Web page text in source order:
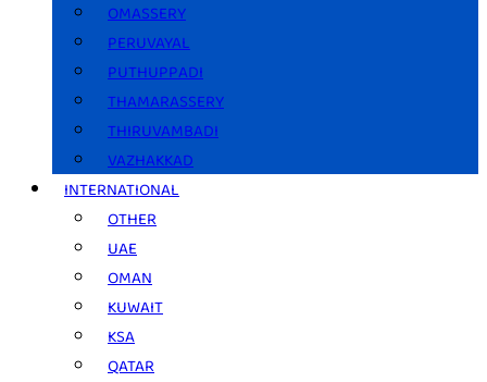
OMASSERY
PERUVAYAL
PUTHUPPADI
THAMARASSERY
THIRUVAMBADI
VAZHAKKAD
INTERNATIONAL
OTHER
UAE
OMAN
KUWAIT
KSA
QATAR